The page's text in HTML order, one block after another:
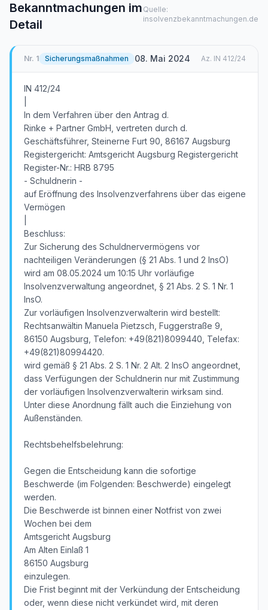
Bekanntmachungen im
Detail
Quelle:
insolvenzbekanntmachungen.de
Nr. 1 Sicherungsmaßnahmen 08. Mai 2024 Az. IN 412/24
IN 412/24
In dem Verfahren über den Antrag d.
Rinke + Partner GmbH, vertreten durch d.
Geschäftsführer, Steinerne Furt 90, 86167 Augsburg
Registergericht: Amtsgericht Augsburg Registergericht
Register-Nr.: HRB 8795
- Schuldnerin -
auf Eröffnung des Insolvenzverfahrens über das eigene
Vermögen
Beschluss:
Zur Sicherung des Schuldnervermögens vor
nachteiligen Veränderungen (§ 21 Abs. 1 und 2 InsO)
wird am 08.05.2024 um 10:15 Uhr vorläufige
Insolvenzverwaltung angeordnet, § 21 Abs. 2 S. 1 Nr. 1
InsO.
Zur vorläufigen Insolvenzverwalterin wird bestellt:
Rechtsanwältin Manuela Pietzsch, Fuggerstraße 9,
86150 Augsburg, Telefon: +49(821)8099440, Telefax:
+49(821)80994420.
wird gemäß § 21 Abs. 2 S. 1 Nr. 2 Alt. 2 InsO angeordnet,
dass Verfügungen der Schuldnerin nur mit Zustimmung
der vorläufigen Insolvenzverwalterin wirksam sind.
Unter diese Anordnung fällt auch die Einziehung von
Außenständen.
Rechtsbehelfsbelehrung:
Gegen die Entscheidung kann die sofortige
Beschwerde (im Folgenden: Beschwerde) eingelegt
werden.
Die Beschwerde ist binnen einer Notfrist von zwei
Wochen bei dem
Amtsgericht Augsburg
Am Alten Einlaß 1
86150 Augsburg
einzulegen.
Die Frist beginnt mit der Verkündung der Entscheidung
oder, wenn diese nicht verkündet wird, mit deren